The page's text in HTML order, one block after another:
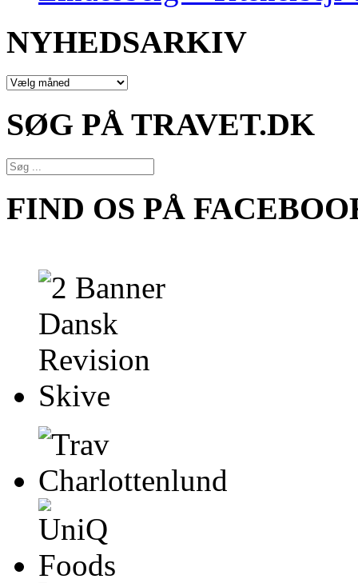
NYHEDSARKIV
NYHEDSARKIV
SØG PÅ TRAVET.DK
FIND OS PÅ